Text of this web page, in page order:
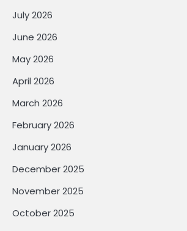
July 2026
June 2026
May 2026
April 2026
March 2026
February 2026
January 2026
December 2025
November 2025
October 2025